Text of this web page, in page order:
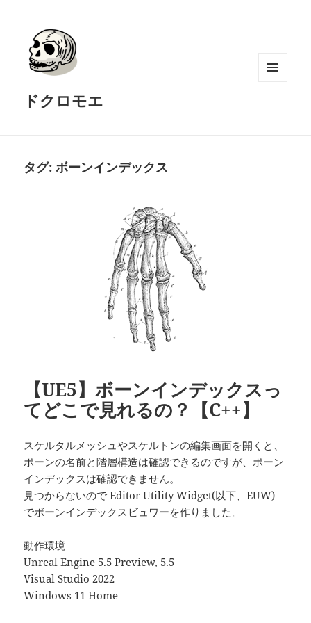
ドクロモエ
タグ:ボーンインデックス
【UE5】ボーンインデックスっ
てどこで見れるの？【C++】
スケルタルメッシュやスケルトンの編集画面を開くと、
ボーンの名前と階層構造は確認できるのですが、ボーン
インデックスは確認できません。
見つからないので Editor Utility Widget(以下、EUW)
でボーンインデックスビュワーを作りました。
動作環境
Unreal Engine 5.5 Preview, 5.5
Visual Studio 2022
Windows 11 Home